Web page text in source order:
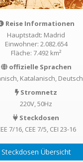
Reise Informationen
Hauptstadt: Madrid
Einwohner: 2.082.654
Fläche: 7.492 km²
offizielle Sprachen
Katalanisch, Deutsch
Stromnetz
220V, 50Hz
Steckdosen
7/16 CEE 7/5 CEI 23-16
Steckdosen Übersicht